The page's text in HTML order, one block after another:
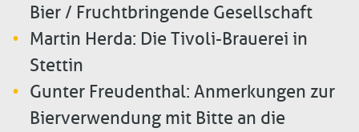
Bier / Fruchtbringende Gesellschaft
Martin Herda: Die Tivoli-Brauerei in
Stettin
Gunter Freudenthal: Anmerkungen zur
Bierverwendung mit Bitte an die